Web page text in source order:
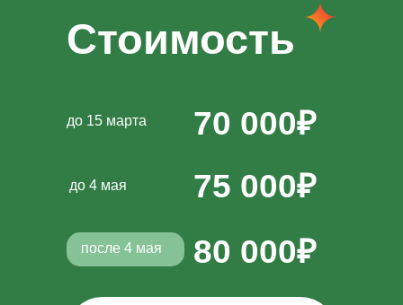
70 000₽
Стоимость
до 15 марта
75 000₽
до 4 мая
80 000₽
после 4 мая